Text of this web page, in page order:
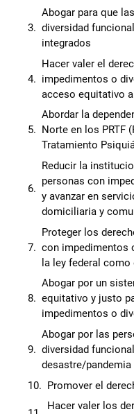
Abogar para que
diversidad
integrados
Hacer valer el
impedimentos o
acceso equitativo
Abordar la
Norte en los PRTF
Tratamiento
Reducir la
personas con
y avanzar en
domiciliaria y
Proteger los
con impedimentos
la ley federal como
Abogar por un
equitativo y justo
impedimentos o
Abogar por las
diversidad
desastre/
Promover el
Hacer valer los